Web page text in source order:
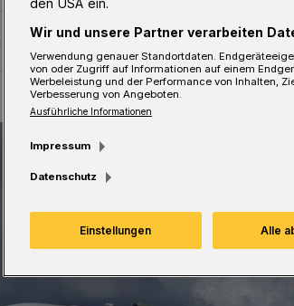
3 Minuten Lesezeit
den USA ein.
Wir und unsere Partner verarbeiten
Verwendung genauer Standortdaten.
von oder Zugriff auf Informationen auf einem
Werbeleistung und der Performance von Inhalten,
Verbesserung von Angeboten.
Ausführliche Informationen
Impressum
Datenschutz
Einstellungen Alle